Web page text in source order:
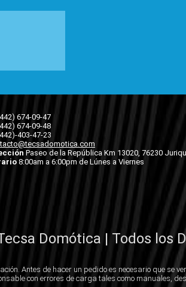
674-09-47
674-09-48
403-47-23
Paseo de la República Km 13020, 76230
8:00am a 6:00pm de Lúnes a Viernes
Domótica | Todos los
Antes de hacer un pedido es necesario que se
con errores de carga tales como manuales,